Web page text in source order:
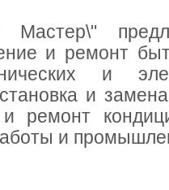
и ремонт
и
и
ремонт
и